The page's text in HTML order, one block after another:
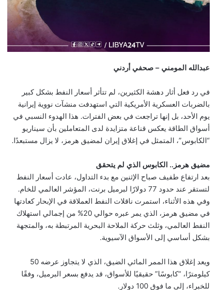
عبدالله المومني – صحفي أردني
في رد فعل أثار دهشة الكثيرين، لم تتأثر أسعار النفط بشكل كبير
بالضربات العسكرية الأمريكية التي استهدفت منشآت نووية إيرانية
يوم الأحد، بل إنها تراجعت في بعض الفترات. هذا الهدوء النسبي في
أسواق الطاقة يعكس قناعة متزايدة لدى المتعاملين بأن سيناريو
“الكابوس”، المتمثل في إغلاق إيران لمضيق هرمز، لا يزال مستبعدًا.
مضيق هرمز.. الكابوس الذي لم يتحقق
بعد ارتفاع طفيف صباح الإثنين مع بدء التداول، عادت أسعار النفط
لتستقر عند حدود 77 دولارًا لبرميل برنت، المؤشر العالمي للخام.
وفي هذه الأثناء، استمرت ناقلات النفط العملاقة في الإبحار كعادتها
في مضيق هرمز، الذي يمر عبره حوالي 20% من إجمالي استهلاك
النفط العالمي، وثلث حركة الملاحة البحرية المرتبطة به، والمتجهة
بشكل أساسي إلى الأسواق الآسيوية.
ويعد إغلاق هذا الممر المائي الضيق، الذي لا يتجاوز عرضه 50
كيلومترًا، “كابوسًا” حقيقيًا للأسواق، قد يدفع بسعر البرميل، وفقًا
للخبراء، إلى ما فوق 100 دولار.